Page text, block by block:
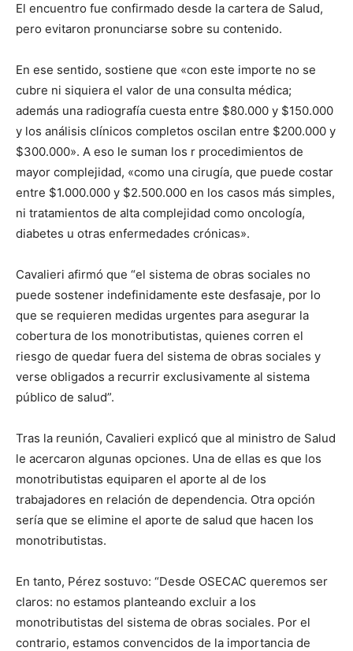
El encuentro fue confirmado desde la cartera de Salud,
pero evitaron pronunciarse sobre su contenido.
En ese sentido, sostiene que «con este importe no se
cubre ni siquiera el valor de una consulta médica;
además una radiografía cuesta entre $80.000 y $150.000
y los análisis clínicos completos oscilan entre $200.000 y
$300.000». A eso le suman los r procedimientos de
mayor complejidad, «como una cirugía, que puede costar
entre $1.000.000 y $2.500.000 en los casos más simples,
ni tratamientos de alta complejidad como oncología,
diabetes u otras enfermedades crónicas».
Cavalieri afirmó que “el sistema de obras sociales no
puede sostener indefinidamente este desfasaje, por lo
que se requieren medidas urgentes para asegurar la
cobertura de los monotributistas, quienes corren el
riesgo de quedar fuera del sistema de obras sociales y
verse obligados a recurrir exclusivamente al sistema
público de salud”.
Tras la reunión, Cavalieri explicó que al ministro de Salud
le acercaron algunas opciones. Una de ellas es que los
monotributistas equiparen el aporte al de los
trabajadores en relación de dependencia. Otra opción
sería que se elimine el aporte de salud que hacen los
monotributistas.
En tanto, Pérez sostuvo: “Desde OSECAC queremos ser
claros: no estamos planteando excluir a los
monotributistas del sistema de obras sociales. Por el
contrario, estamos convencidos de la importancia de